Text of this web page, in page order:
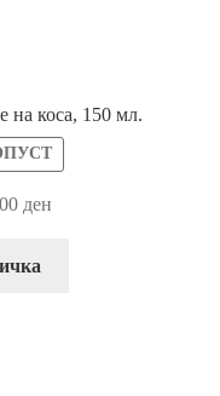
на коса, 150 мл.
ден